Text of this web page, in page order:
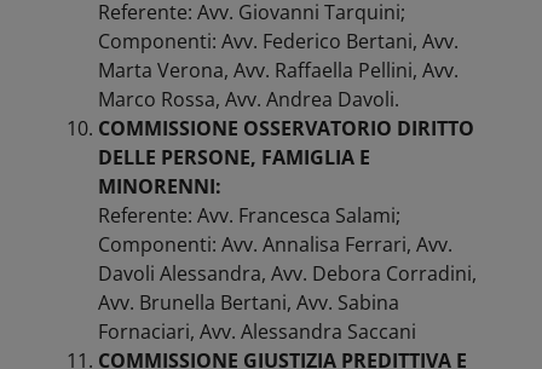
Referente: Avv. Giovanni Tarquini;
Componenti: Avv. Federico Bertani, Avv.
Marta Verona, Avv. Raffaella Pellini, Avv.
Marco Rossa, Avv. Andrea Davoli.
COMMISSIONE OSSERVATORIO DIRITTO
DELLE PERSONE, FAMIGLIA E
MINORENNI:
Referente: Avv. Francesca Salami;
Componenti: Avv. Annalisa Ferrari, Avv.
Davoli Alessandra, Avv. Debora Corradini,
Avv. Brunella Bertani, Avv. Sabina
Fornaciari, Avv. Alessandra Saccani
COMMISSIONE GIUSTIZIA PREDITTIVA E